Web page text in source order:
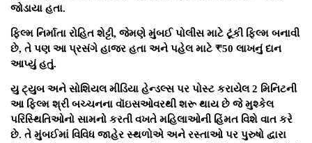
જોડાયા હતા.
ફિલ્મ નિર્માતા રોહિત શેટ્ટી, જેમણે મુંબઈ પોલીસ માટે ટૂંકી ફિલ્મ બનાવી
છે, તે પણ આ પ્રસંગે હાજર હતા અને પહેલ માટે ₹50 લાખનું દાન
આપ્યું હતું.
યુ ટ્યુબ અને સોશિયલ મીડિયા હેન્ડલ્સ પર પોસ્ટ કરાયેલ 2 મિનિટની
આ ફિલ્મ શ્રી બચ્ચનના વૉઇસઓવરથી શરૂ થાય છે જે મુશ્કેલ
પરિસ્થિતિઓનો સામનો કરતી વખતે મહિલાઓની હિંમત વિશે વાત કરે
છે. તે મુંબઈમાં વિવિધ જાહેર સ્થળોએ અને રસ્તાઓ પર પુરુષો દ્વારા